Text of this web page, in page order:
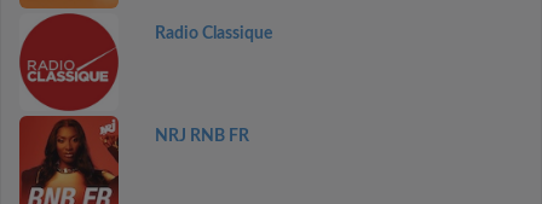
Radio Classique
NRJ RNB FR